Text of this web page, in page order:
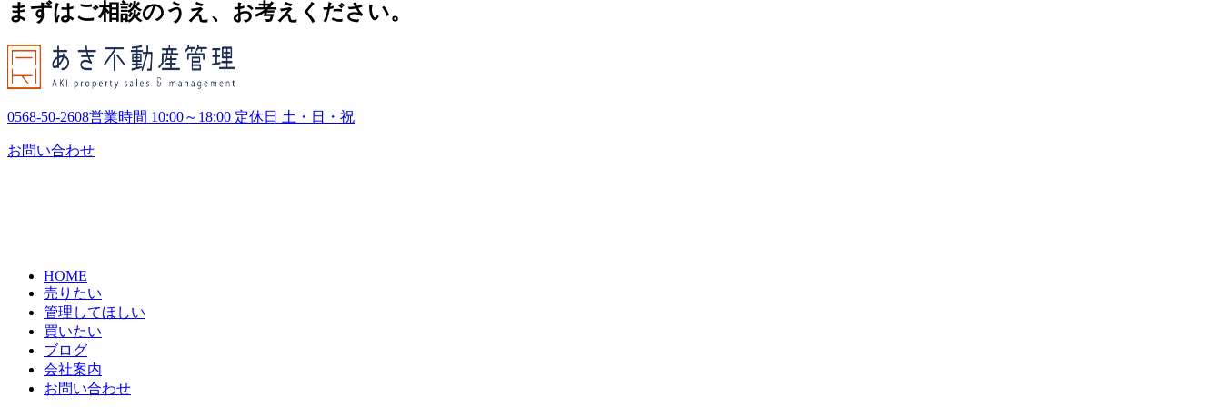
まずはご相談のうえ、お考えください。
0568-50-2608営業時間 10:00～18:00 定休日 土・日・祝
お問い合わせ
HOME
売りたい
管理してほしい
買いたい
ブログ
会社案内
お問い合わせ